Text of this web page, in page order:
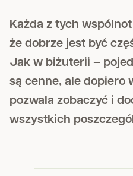
Każda z tych
że dobrze jest być
Jak w biżuterii –
są cenne, ale dopiero
pozwala zobaczyć i
wszystkich